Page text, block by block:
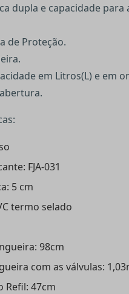
dupla e capacidade para
de Proteção.
em Litros(L) e em
FJA-031
5 cm
termo selado
98cm
com as válvulas:
Refil: 47cm